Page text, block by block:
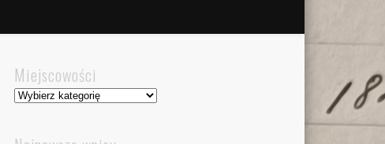
Miejscowości
Miejscowości